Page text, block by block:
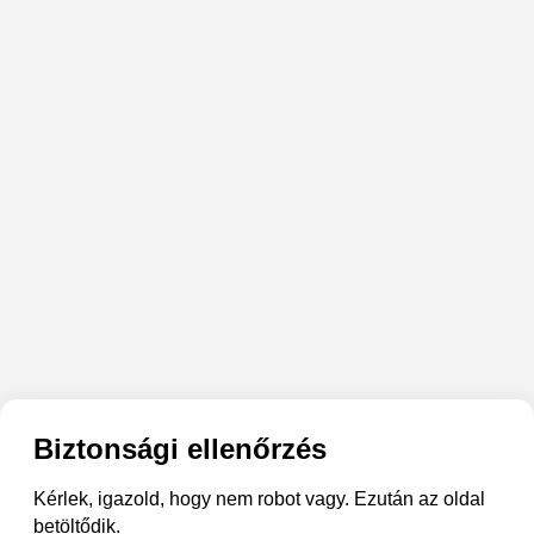
Biztonsági ellenőrzés
Kérlek, igazold, hogy nem robot vagy. Ezután az oldal
betöltődik.